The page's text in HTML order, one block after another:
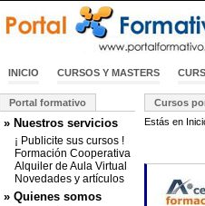
INICIO CURSOS Y MASTERS
Portal formativo
» Nuestros servicios
¡ Publicite sus cursos !
Formación Cooperativa
Alquiler de Aula Virtual
Novedades y artículos
» Quienes somos
Cursos
Estás en